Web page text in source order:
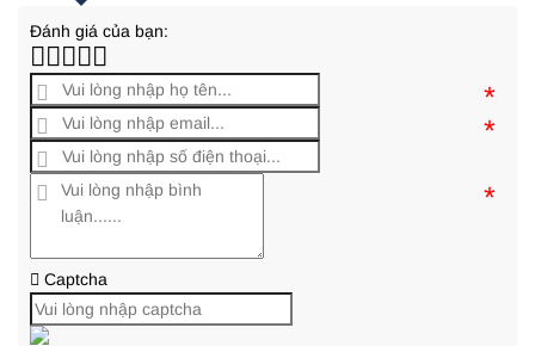
Đánh giá của bạn:
*
*
*
Captcha